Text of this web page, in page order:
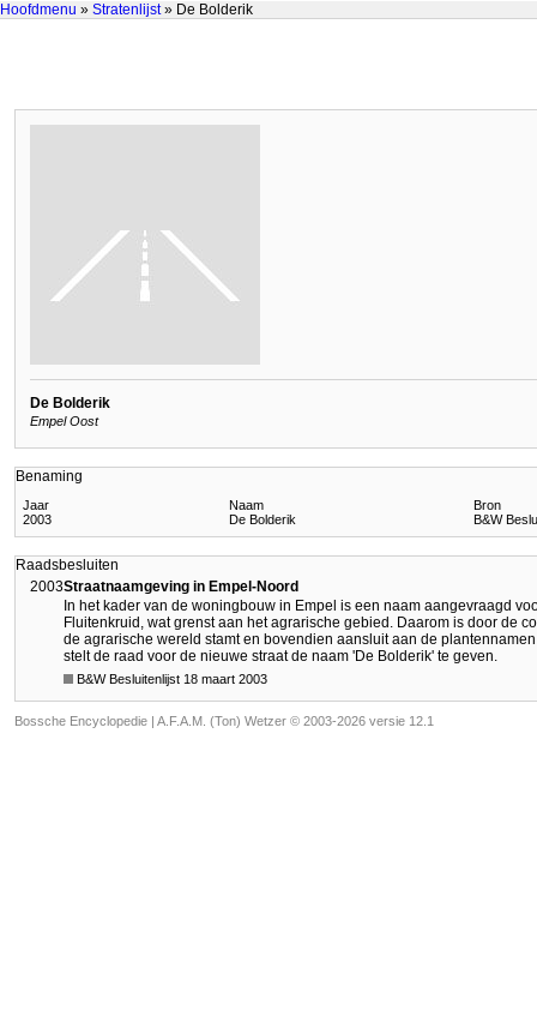
Hoofdmenu » Stratenlijst» De Bolderik
De Bolderik
Empel Oost
Benaming
Jaar Naam
Bron
2003
De Bolderik B&W
Raadsbesluiten
2003Straatnaamgeving in Empel-Noord
In het kader van de woningbouw in Empel is een naam aangevraagd
Fluitenkruid, wat grenst aan het agrarische gebied. Daarom is door de
de agrarische wereld stamt en bovendien aansluit aan de
stelt de raad voor de nieuwe straat de naam 'De Bolderik' te geven.
B&W Besluitenlijst 18 maart 2003
Bossche Encyclopedie | A.F.A.M. (Ton) Wetzer © 2003-2026 versie 12.1